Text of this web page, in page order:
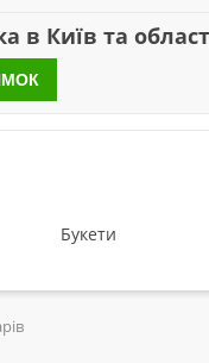
1999
Букети
в Київ та